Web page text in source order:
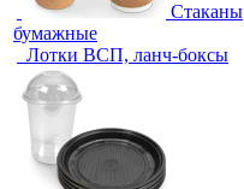
Стаканы
бумажные
Лотки ВСП, ланч-боксы